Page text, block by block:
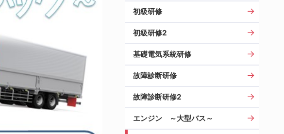
初級研修
初級研修2
基礎電気系統研修
故障診断研修
故障診断研修2
エンジン ～大型バス～